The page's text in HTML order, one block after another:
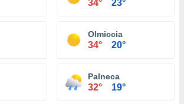
34° 23°
Olmiccia
34° 20°
Palneca
32° 19°